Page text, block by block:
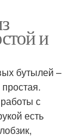
и
бутылей –
с
есть